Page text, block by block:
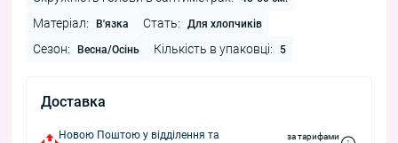
Матеріал: В'язка Стать: Для хлопчиків
Сезон: Весна/Осінь Кількість в упаковці: 5
Доставка
Новою Поштою у відділення та
за тарифами